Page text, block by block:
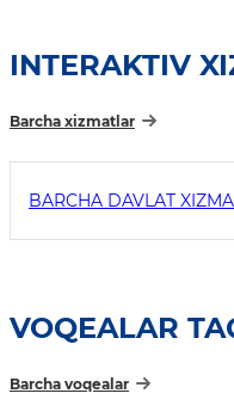
INTERAKTIV
Barcha xizmatlar
BARCHA DAVLAT
VOQEALAR
Barcha voqealar